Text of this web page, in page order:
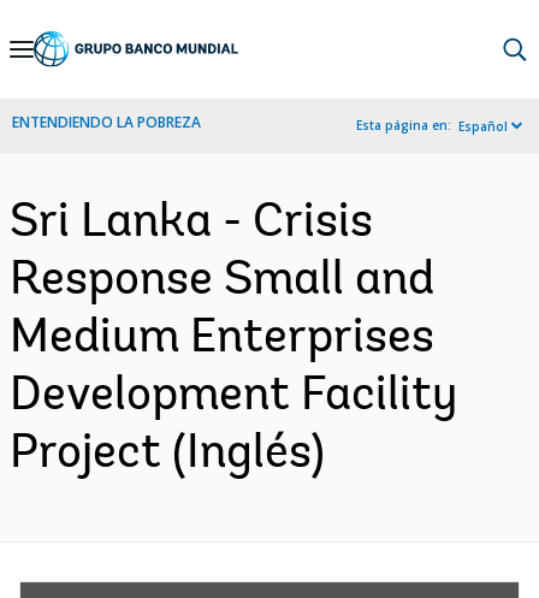
Skip
Navigation
ENTENDIENDO LA POBREZA Esta página en: Español
Sri Lanka - Crisis
Response Small and
Medium Enterprises
Development Facility
Project (Inglés)